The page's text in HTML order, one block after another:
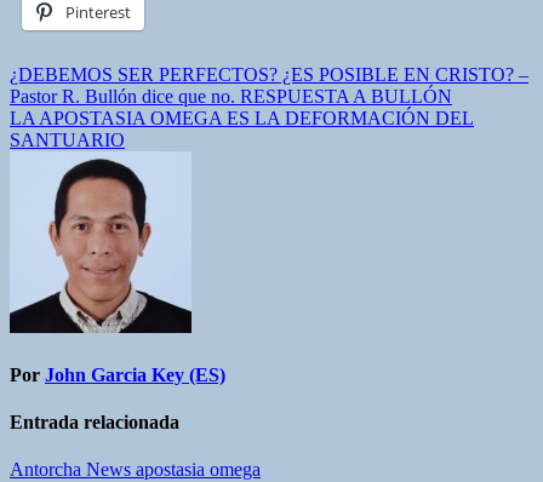
Pinterest
Navegación
de
entradas
¿DEBEMOS SER PERFECTOS? ¿ES POSIBLE EN CRISTO? –
Pastor R. Bullón dice que no. RESPUESTA A BULLÓN
LA APOSTASIA OMEGA ES LA DEFORMACIÓN DEL
SANTUARIO
Por John Garcia Key (ES)
Entrada relacionada
Antorcha News apostasia omega